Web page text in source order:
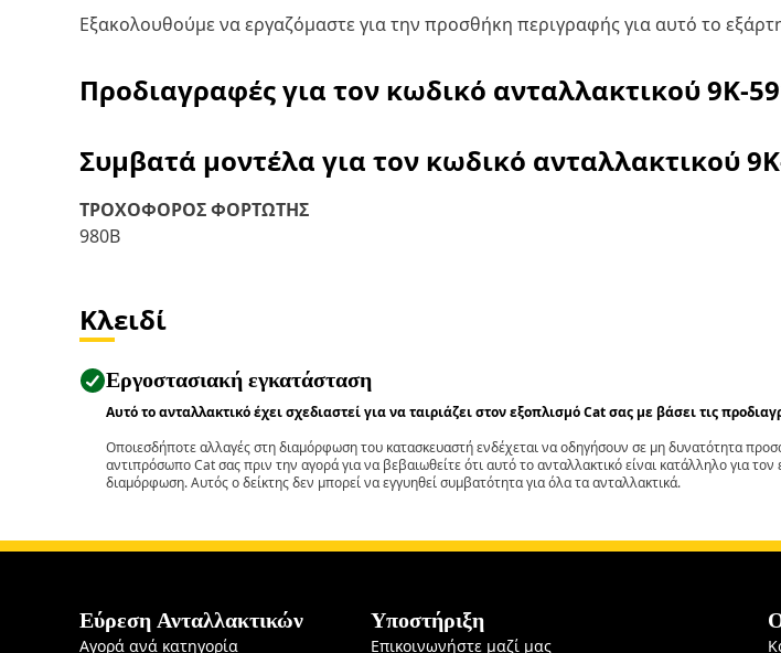
Εξακολουθούμε να εργαζόμαστε για την προσθήκη περιγραφής για αυτό το
Προδιαγραφές για τον κωδικό ανταλλακτικού9K-
Συμβατά μοντέλα για τον κωδικό ανταλλακτικού
ΤΡΟΧΟΦΟΡΟΣ ΦΟΡΤΩΤΗΣ
980B
Κλειδί
Εργοστασιακή εγκατάσταση
Αυτό το ανταλλακτικό έχει σχεδιαστεί για να ταιριάζει στον εξοπλισμό Cat σας με βάσει τις
Οποιεσδήποτε αλλαγές στη διαμόρφωση του κατασκευαστή ενδέχεται να οδηγήσουν σε μη δυνατότητα
αντιπρόσωπο Cat σας πριν την αγορά για να βεβαιωθείτε ότι αυτό το ανταλλακτικό είναι κατάλληλο για
διαμόρφωση. Αυτός ο δείκτης δεν μπορεί να εγγυηθεί συμβατότητα για όλα τα ανταλλακτικά.
Εύρεση Ανταλλακτικών
Αγορά ανά κατηγορία
Υποστήριξη
Επικοινωνήστε μαζί μας